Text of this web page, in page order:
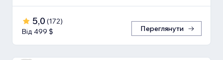
5,0 (172)
Від 499 $
Переглянути